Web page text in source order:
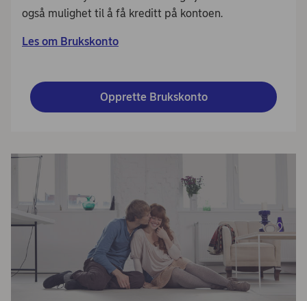
også mulighet til å få kreditt på kontoen.
Les om Brukskonto
Opprette Brukskonto